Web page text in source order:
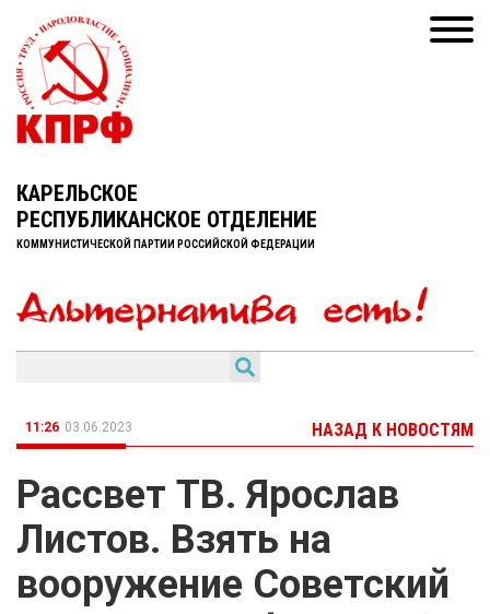
КАРЕЛЬСКОЕ
РЕСПУБЛИКАНСКОЕ ОТДЕЛЕНИЕ
КОММУНИСТИЧЕСКОЙ ПАРТИИ РОССИЙСКОЙ ФЕДЕРАЦИИ
11:26 03.06.2023 НАЗАД К НОВОСТЯМ
Рассвет ТВ. Ярослав
Листов. Взять на
вооружение Советский